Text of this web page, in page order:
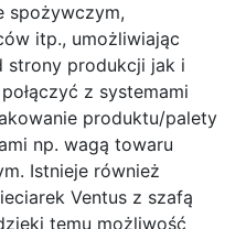
spożywczym,
itp., umożliwiając
strony produkcji jak i
z systemami
produktu/palety
np. wagą towaru
Istnieje również
Ventus z szafą
temu możliwość